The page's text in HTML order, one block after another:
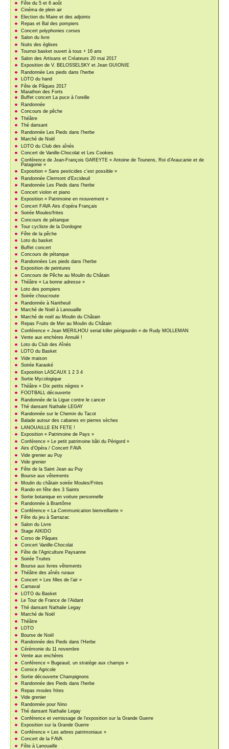
Fête du 5 et 6 août
Cinéma de plein air
Election du Maire et des adjoints
Repas et Bal des pompiers
Concert polyphonies corses
Salon du livre
Nuits des églises
Tournoi basket ouvert à tous + 16 ans
Salon des Artisans et Créateurs 20 mai 2017
Exposition de V. BELOSSELSKY et Jean GUIONIE
Randonnée Les pieds dans l’herbe
LOTO du hand
Fête de Pâques 2017
Marathon des Forts
Buffet concert La puce à l’oreille
Randonnée
Concours de pêche
Théâtre
Thé dansant
Randonnée Les Pieds dans l’herbe
Marché de Noël
LOTO du Club des aînés
Concert de Vanille-Chocolat et Les Cookies
Conférence de Jean-François GAREYTE « Antoine de Tounens, Roi d’Araucanie et de
Patagonie »
Exposition « Sans pesticides c’est possible »
Randonnée Clermont d’Excideuil
Randonnée Les Pieds dans l’herbe
Concert violon et piano
Exposition « Patrimoine en mouvement »
Concert FAVA Airs d’opéra Français
Soirée Moules/frites
Concours de pétanque
Tour cycliste de la Dordogne
Fête de la pêche
Loto du basket
Buffet concert
Concours de pétanque
Randonnées Les pieds dans l’herbe
Exposition de peintures
Concours de Pêche au Moulin du Châtain
Théâtre « La bonne adresse »
Loto des pompiers
Soirée choucroute
Randonnée à Nantheuil
Marché de Noël à Lanouaille
Marché de noël au Moulin du Châtain
Repas Fruits de Mer au Moulin du Châtain
Conférence « Jean MERILHOU serial killer périgourdin » de Rudy MOLLEMAN
Vente aux enchères Annulé !
Loto du Club des Aînés
LOTO du Basket
Vide maison
Soirée Karaoké
Exposition LASCAUX 1 2 3 4
Sortie Mycologique
Théâtre « Dix petits nègres »
FOOTBALL découverte
Randonnée de la Ligue contre le cancer
Thé dansant Nathalie LEGAY
Randonnée sur le Chemin du Tacot
Balade autour des cabanes en pierres sèches
LANOUAILLE EN FETE !
Exposition « Patrimoine de Pays »
Conférence « Le petit patrimoine bâti du Périgord »
Airs d’Opéra / Concert FAVA
Vide grenier au Puy
Vide grenier
Fête de la Saint Jean au Puy
Bourse aux vêtements
Moulin du châtain soirée Moules/Frites
Rando en fête des 3 Saints
Sortie botanique en voiture personnelle
Randonnée à Brantôme
Conférence « La Communication bienveillante »
Fête du jeu à Sarrazac
Salon du Livre
Stage AIKIDO
Corso de Pâques
Concert Vanille-Chocolat
Fête de l’Agriculture Paysanne
Soirée Truites
Bourse aux livres vêtements
Théâtre des aînés ruraux
Concert « Les filles de l’air »
Carnaval
LOTO du Basket
Le Tour de France de l’Aidant
Thé dansant Nathalie Legay
Marché de Noël
Théâtre
LOTO
Bourse de Noël
Randonnée des Pieds dans l’Herbe
Cérémonie du 11 novembre
Vente aux enchères
Conférence « Bugeaud, un stratège aux champs »
Comice Agricole
Sortie découverte Champignons
Randonnée des Pieds dans l’herbe
Repas moules frites
Vide grenier
Randonnée pour Nino
Thé dansant Nathalie Legay
Conférence et vernissage de l’exposition sur la Grande Guerre
Exposition sur la Grande Guerre
Conférence « Les arbres patrimoniaux »
Concert de la FAVA
Fête à Lanouaille